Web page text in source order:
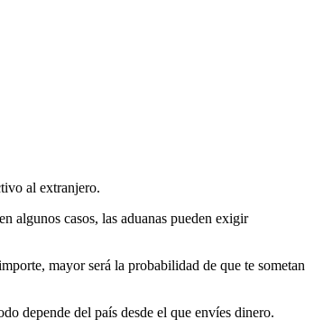
al extranjero.
algunos casos, las aduanas pueden exigir
mayor será la probabilidad de que te sometan
depende del país desde el que envíes dinero.